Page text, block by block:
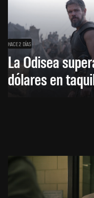
HACE 2 DÍAS
La Odisea
dólares en